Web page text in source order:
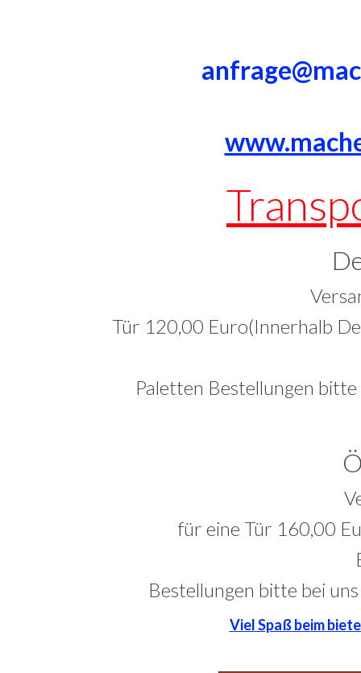
Tür 120,00 Euro(Innerhalb
Paletten Bestellungen
für eine Tür 160,00
Bestellungen bitte bei
Viel Spaß beim